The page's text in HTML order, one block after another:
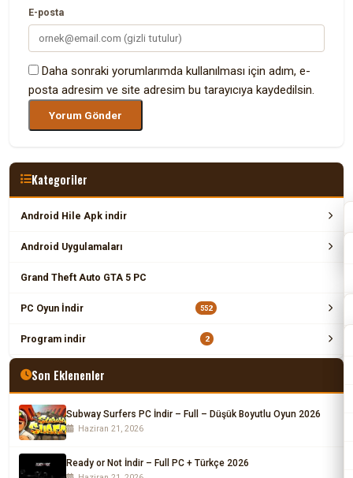
E-posta
Daha sonraki yorumlarımda kullanılması için adım, e-
posta adresim ve site adresim bu tarayıcıya kaydedilsin.
Kategoriler
Android Hile Apk indir
Android Uygulamaları
Grand Theft Auto GTA 5 PC
PC Oyun İndir 552
Program indir 2
Son Eklenenler
Subway Surfers PC İndir – Full – Düşük Boyutlu Oyun 2026
Haziran 21, 2026
Ready or Not İndir – Full PC + Türkçe 2026